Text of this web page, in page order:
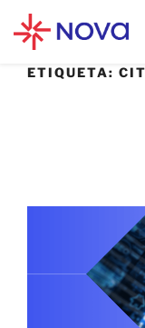
ETIQUETA: